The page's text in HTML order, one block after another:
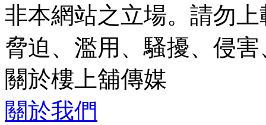
非本網站之立場。請勿
脅迫、濫用、騷擾、侵
侵害他人私隱、有害或
內容... 展開
關於樓上舖傳媒
關於我們